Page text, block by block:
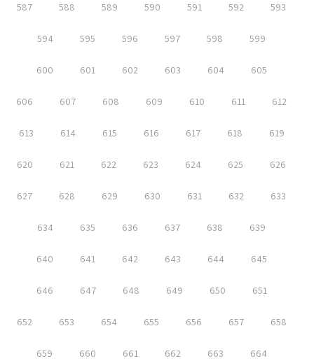
587 588 589 590 591 592 593
594 595 596 597 598 599
600 601 602 603 604 605
606 607 608 609 610 611 612
613 614 615 616 617 618 619
620 621 622 623 624 625 626
627 628 629 630 631 632 633
634 635 636 637 638 639
640 641 642 643 644 645
646 647 648 649 650 651
652 653 654 655 656 657 658
659 660 661 662 663 664